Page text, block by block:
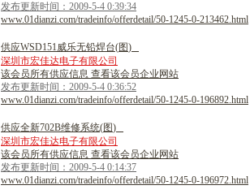
发布更新时间：2009-5-4 0:39:34
www.01dianzi.com/tradeinfo/offerdetail/50-1245-0-213462.html
供应WSD151威乐无铅焊台(图)
深圳市宏佳达电子有限公司
该会员所有供应信息 查看该会员企业网站
发布更新时间：2009-5-4 0:36:52
www.01dianzi.com/tradeinfo/offerdetail/50-1245-0-196892.html
供应全新702B维修系统(图)
深圳市宏佳达电子有限公司
该会员所有供应信息 查看该会员企业网站
发布更新时间：2009-5-4 0:14:37
www.01dianzi.com/tradeinfo/offerdetail/50-1245-0-196972.html